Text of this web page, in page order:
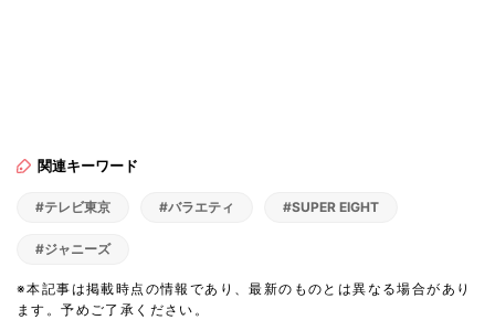
関連キーワード
#テレビ東京 #バラエティ #SUPER EIGHT
#ジャニーズ
※本記事は掲載時点の情報であり、最新のものとは異なる場合があり
ます。予めご了承ください。